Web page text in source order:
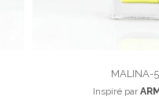
MALINA-
Inspiré par